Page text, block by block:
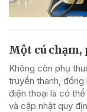
Một cú chạm,
Không còn phụ
truyền thanh,
điện thoại là có
và cập nhật quy